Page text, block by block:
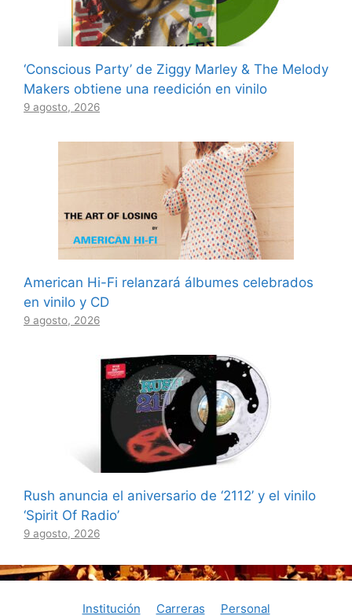
‘Conscious Party’ de Ziggy Marley & The Melody
Makers obtiene una reedición en vinilo
9 agosto, 2026
American Hi-Fi relanzará álbumes celebrados
en vinilo y CD
9 agosto, 2026
Rush anuncia el aniversario de ‘2112’ y el vinilo
‘Spirit Of Radio’
9 agosto, 2026
Institución Carreras Personal